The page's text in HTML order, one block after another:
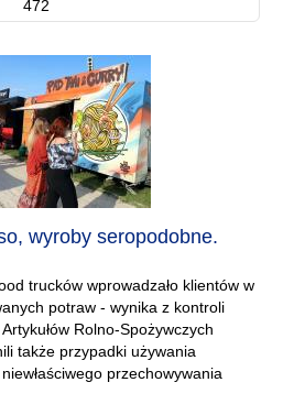
472
wyroby seropodobne.
trucków wprowadzało klientów w
potraw - wynika z kontroli
Rolno-Spożywczych
także przypadki używania
przechowywania